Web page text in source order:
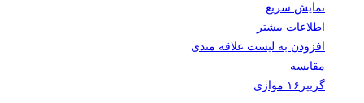
نمایش سریع
اطلاعات بیشتر
افزودن به لیست علاقه مندی
مقایسه
گریپر۱۶ موازی